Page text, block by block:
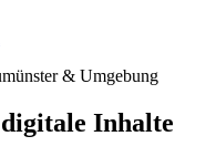
& Umgebung
Inhalte